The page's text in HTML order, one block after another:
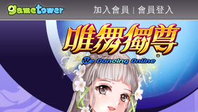
加入會員 | 會員登入